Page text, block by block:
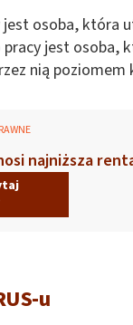
jest osoba, która
jest
nią
najniższa
u